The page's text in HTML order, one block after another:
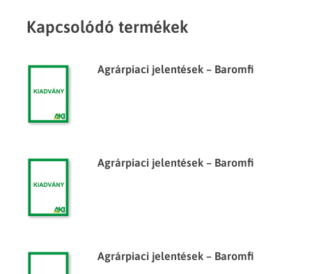
Kapcsolódó termékek
Agrárpiaci jelentések – Baromfi
Agrárpiaci jelentések – Baromfi
Agrárpiaci jelentések – Baromfi